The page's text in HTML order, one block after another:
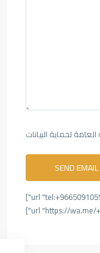
لحماية البيانات